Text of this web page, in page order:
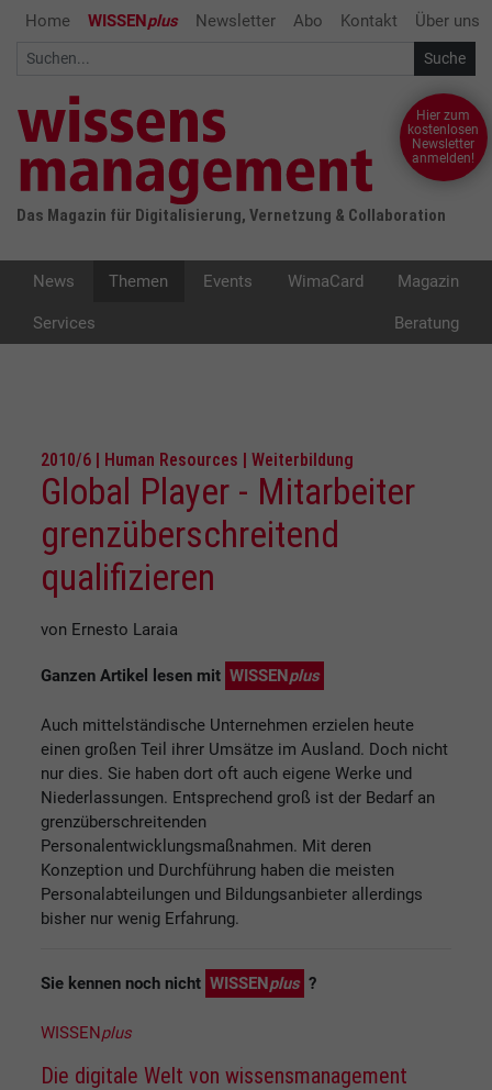
Home WISSENplus Newsletter Abo Kontakt Über uns
Das Magazin für Digitalisierung, Vernetzung & Collaboration
Hier zum
kostenlosen
Newsletter
anmelden!
News Themen Events WimaCard Magazin
Services Beratung
2010/6 | Human Resources | Weiterbildung
Global Player - Mitarbeiter
grenzüberschreitend
qualifizieren
von Ernesto Laraia
Ganzen Artikel lesen mit WISSENplus
Auch mittelständische Unternehmen erzielen heute
einen großen Teil ihrer Umsätze im Ausland. Doch nicht
nur dies. Sie haben dort oft auch eigene Werke und
Niederlassungen. Entsprechend groß ist der Bedarf an
grenzüberschreitenden
Personalentwicklungsmaßnahmen. Mit deren
Konzeption und Durchführung haben die meisten
Personalabteilungen und Bildungsanbieter allerdings
bisher nur wenig Erfahrung.
Sie kennen noch nicht WISSENplus ?
WISSENplus
Die digitale Welt von wissensmanagement